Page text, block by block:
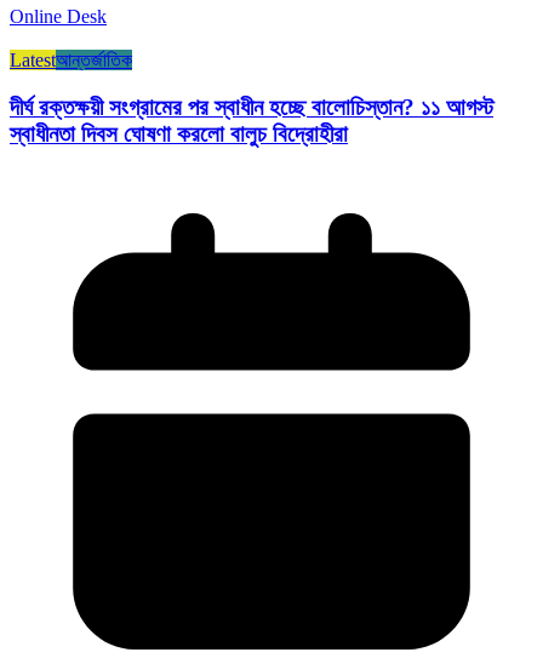
Online Desk
Latestআন্তর্জাতিক
দীর্ঘ রক্তক্ষয়ী সংগ্রামের পর স্বাধীন হচ্ছে বালোচিস্তান? ১১ আগস্ট
স্বাধীনতা দিবস ঘোষণা করলো বালুচ বিদ্রোহীরা